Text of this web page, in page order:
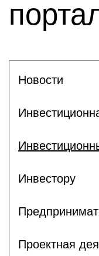
Новости
Инвестору
Проектная